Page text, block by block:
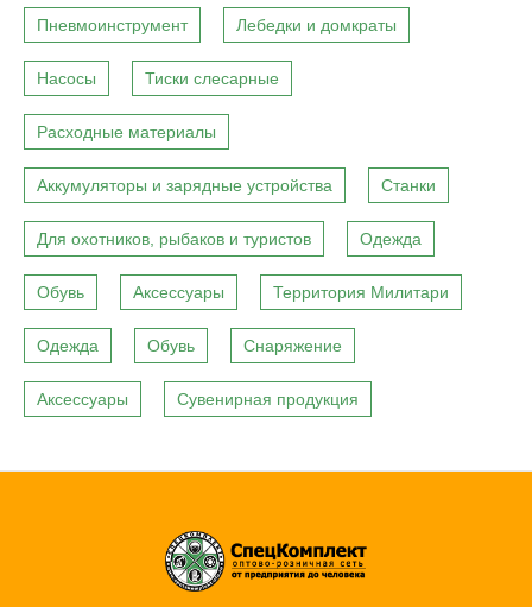
Пневмоинструмент Лебедки и домкраты
Насосы Тиски слесарные
Расходные материалы
Аккумуляторы и зарядные устройства Станки
Для охотников, рыбаков и туристов Одежда
Обувь Аксессуары Территория Милитари
Одежда Обувь Снаряжение
Аксессуары Сувенирная продукция